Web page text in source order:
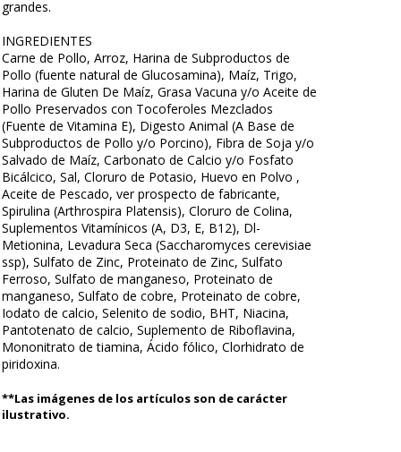
grandes.
INGREDIENTES
Carne de Pollo, Arroz, Harina de Subproductos de
Pollo (fuente natural de Glucosamina), Maíz, Trigo,
Harina de Gluten De Maíz, Grasa Vacuna y/o Aceite de
Pollo Preservados con Tocoferoles Mezclados
(Fuente de Vitamina E), Digesto Animal (A Base de
Subproductos de Pollo y/o Porcino), Fibra de Soja y/o
Salvado de Maíz, Carbonato de Calcio y/o Fosfato
Bicálcico, Sal, Cloruro de Potasio, Huevo en Polvo ,
Aceite de Pescado, ver prospecto de fabricante,
Spirulina (Arthrospira Platensis), Cloruro de Colina,
Suplementos Vitamínicos (A, D3, E, B12), Dl-
Metionina, Levadura Seca (Saccharomyces cerevisiae
ssp), Sulfato de Zinc, Proteinato de Zinc, Sulfato
Ferroso, Sulfato de manganeso, Proteinato de
manganeso, Sulfato de cobre, Proteinato de cobre,
Iodato de calcio, Selenito de sodio, BHT, Niacina,
Pantotenato de calcio, Suplemento de Riboflavina,
Mononitrato de tiamina, Ácido fólico, Clorhidrato de
piridoxina.
**Las imágenes de los artículos son de carácter
ilustrativo.